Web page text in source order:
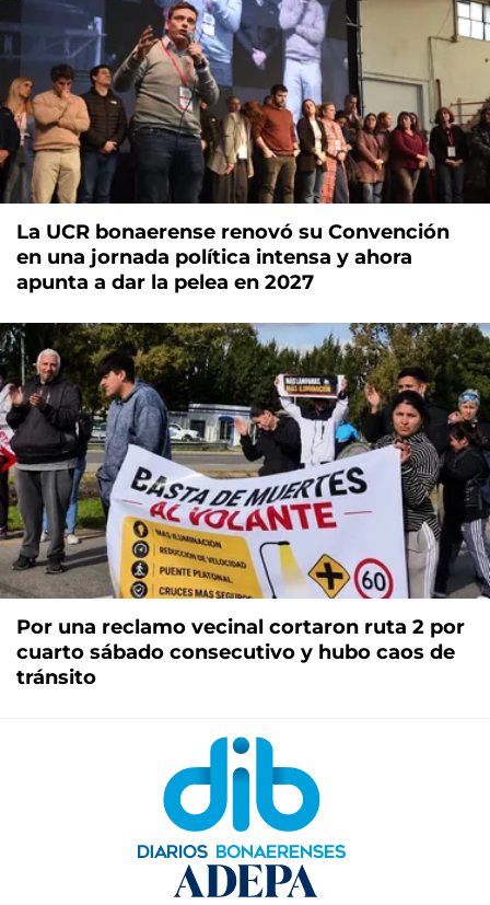
La UCR bonaerense renovó su Convención
en una jornada política intensa y ahora
apunta a dar la pelea en 2027
Por una reclamo vecinal cortaron ruta 2 por
cuarto sábado consecutivo y hubo caos de
tránsito